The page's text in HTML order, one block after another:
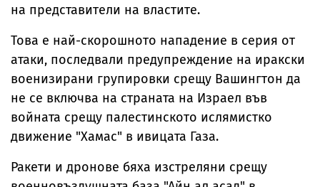
на представители на властите.
Това е най-скорошното нападение в серия от
атаки, последвали предупреждение на иракски
военизирани групировки срещу Вашингтон да
не се включва на страната на Израел във
войната срещу палестинското ислямистко
движение "Хамас" в ивицата Газа.
Ракети и дронове бяха изстреляни срещу